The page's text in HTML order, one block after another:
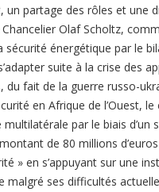
un partage des rôles et une
Olaf Scholtz,
sécurité énergétique par le
suite à la crise des
du fait de la guerre russo-
en Afrique de l’Ouest,
multilatérale par le biais d’un
montant de 80 millions
» en s’appuyant sur une
malgré ses difficultés